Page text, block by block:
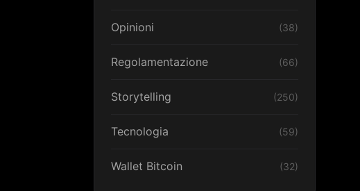
Opinioni (38)
Regolamentazione (66)
Storytelling (250)
Tecnologia (59)
Wallet Bitcoin (32)